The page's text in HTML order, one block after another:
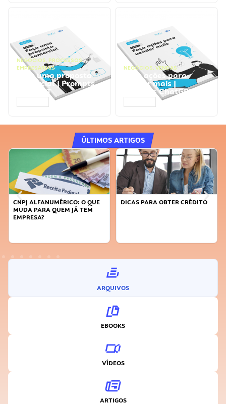
NEGÓCIOS, PROCESSOS
EMPRESARIAIS
Faça uma proposta
comercial | Prompts
ChatGPT
NEGÓCIOS, VENDAS
Faça ações para
vender mais |
Prompts ChatGPT
ÚLTIMOS ARTIGOS
DICAS PARA OBTER CRÉDITO
FAÇA A DIFERENÇA: SEJA
ARQUIVOS
EBOOKS
VÍDEOS
ARTIGOS